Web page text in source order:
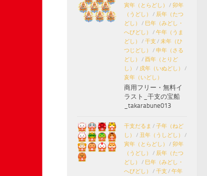
寅年（とらどし）
/ 卯年
（うどし）
/ 辰年（たつ
どし）
/ 巳年（みどし・
へびどし）
/ 午年（うま
どし）
/ 干支 / 未年（ひ
つじどし）
/ 申年（さる
どし）
/ 酉年（とりど
し）
/ 戌年（いぬどし）
/
亥年（いどし）
商用フリー・無料イ
ラスト_干支の宝船
_takarabune013
干支だるま / 子年（ねど
し）
/ 丑年（うしどし）
/
寅年（とらどし）
/ 卯年
（うどし）
/ 辰年（たつ
どし）
/ 巳年（みどし・
へびどし）
/ 干支 / 午年